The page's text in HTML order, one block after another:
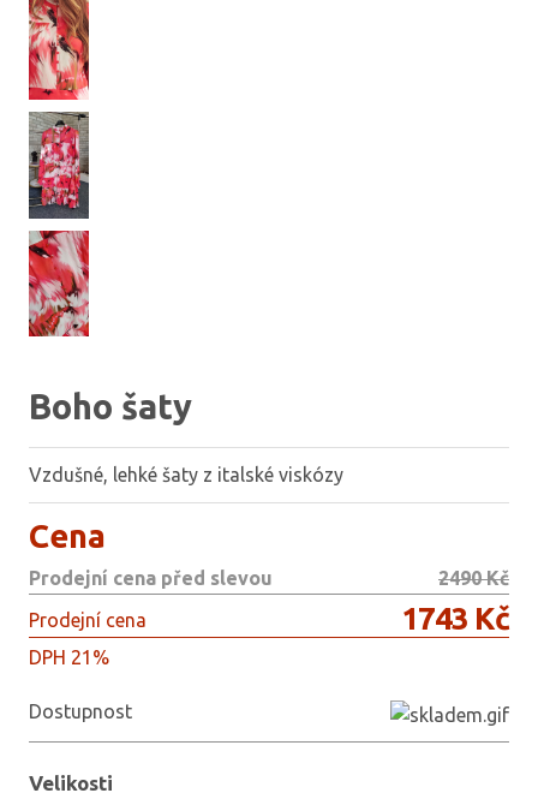
Boho šaty
Vzdušné, lehké šaty z italské viskózy
Cena
Prodejní cena před slevou
2490 Kč
Prodejní cena
1743 Kč
DPH 21%
Dostupnost
Velikosti